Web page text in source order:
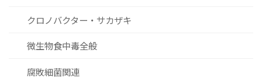
クロノバクター・サカザキ
微生物食中毒全般
腐敗細菌関連